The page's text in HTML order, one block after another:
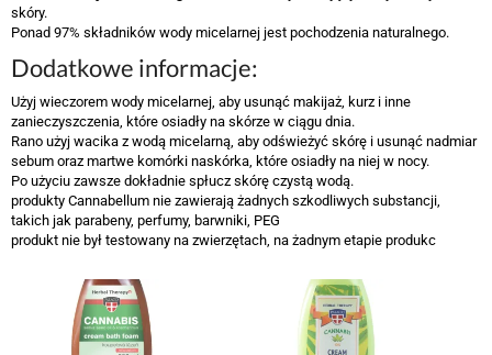
skóry.
Ponad 97% składników wody micelarnej jest pochodzenia naturalnego.
Dodatkowe informacje:
Użyj wieczorem wody micelarnej, aby usunąć makijaż, kurz i inne
zanieczyszczenia, które osiadły na skórze w ciągu dnia.
Rano użyj wacika z wodą micelarną, aby odświeżyć skórę i usunąć nadmiar
sebum oraz martwe komórki naskórka, które osiadły na niej w nocy.
Po użyciu zawsze dokładnie spłucz skórę czystą wodą.
produkty Cannabellum nie zawierają żadnych szkodliwych substancji,
takich jak parabeny, perfumy, barwniki, PEG
produkt nie był testowany na zwierzętach, na żadnym etapie produkc